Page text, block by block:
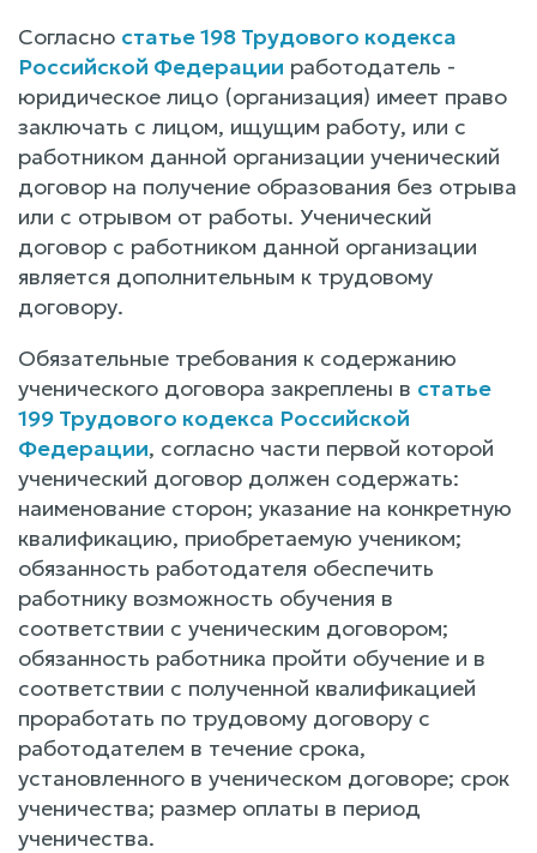
Согласно статье 198 Трудового кодекса
Российской Федерации работодатель -
юридическое лицо (организация) имеет право
заключать с лицом, ищущим работу, или с
работником данной организации ученический
договор на получение образования без отрыва
или с отрывом от работы. Ученический
договор с работником данной организации
является дополнительным к трудовому
договору.
Обязательные требования к содержанию
ученического договора закреплены в статье
199 Трудового кодекса Российской
Федерации, согласно части первой которой
ученический договор должен содержать:
наименование сторон; указание на конкретную
квалификацию, приобретаемую учеником;
обязанность работодателя обеспечить
работнику возможность обучения в
соответствии с ученическим договором;
обязанность работника пройти обучение и в
соответствии с полученной квалификацией
проработать по трудовому договору с
работодателем в течение срока,
установленного в ученическом договоре; срок
ученичества; размер оплаты в период
ученичества.